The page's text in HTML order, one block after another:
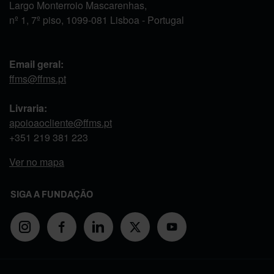
Largo Monterroio Mascarenhas,
nº 1, 7º piso, 1099-081 Lisboa - Portugal
Email geral:
ffms@ffms.pt
Livraria:
apoioaocliente@ffms.pt
+351 219 381 223
Ver no mapa
SIGA A FUNDAÇÃO